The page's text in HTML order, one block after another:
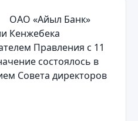
ОАО «Айыл Банк»
Кенжебека
Правления с 11
состоялось в
Совета директоров